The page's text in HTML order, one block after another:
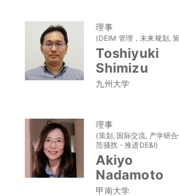
理事
(DEIM 管理，未来规划,
Toshiyuki
Shimizu
九州大学
理事
(策划, 国际交流, 产学研
范骚扰・推进DE&I)
Akiyo
Nadamoto
甲南大学